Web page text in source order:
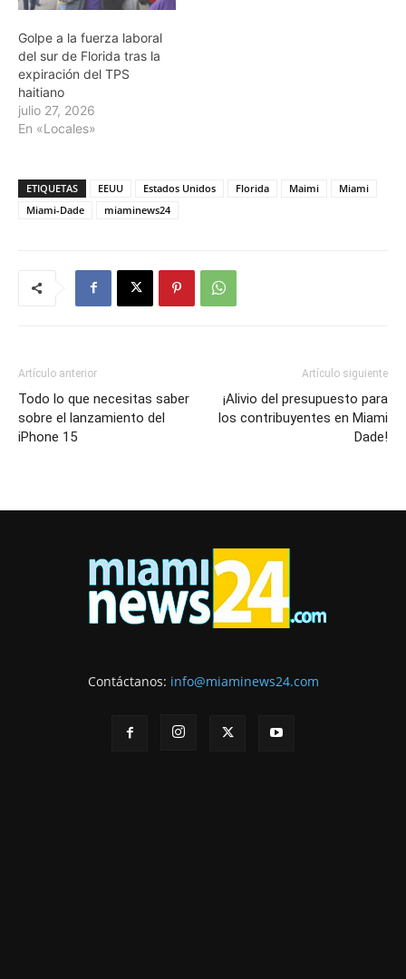
Golpe a la fuerza laboral
del sur de Florida tras la
expiración del TPS
haitiano
julio 27, 2026
En «Locales»
ETIQUETAS EEUU Estados Unidos Florida Maimi
Miami
Miami-Dade
miaminews24
Artículo anterior
Todo lo que necesitas saber
sobre el lanzamiento del
iPhone 15
Artículo siguiente
¡Alivio del presupuesto para
los contribuyentes en Miami
Dade!
Contáctanos: info@miaminews24.com